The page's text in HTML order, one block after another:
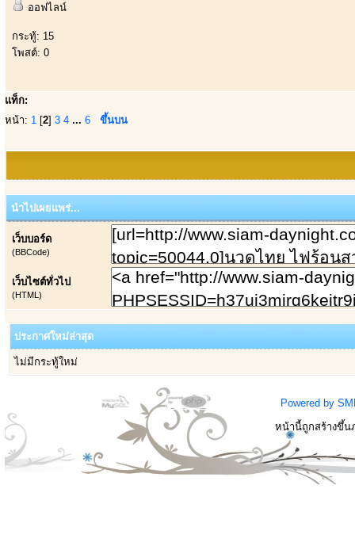
ออฟไลน์
กระทู้: 15
โพสต์: 0
แท็ก:
หน้า: 1 [2] 3 4 ... 6 ขึ้นบน
นำไปเผยแพร่...
เว็บบอร์ด
(BBCode)
เว็บไซต์ทั่วไป
(HTML)
ประกาศใหม่ล่าสุด
ไม่มีกระทู้ใหม่
Powered by
หน้านี้ถูกสร้างขึ้น